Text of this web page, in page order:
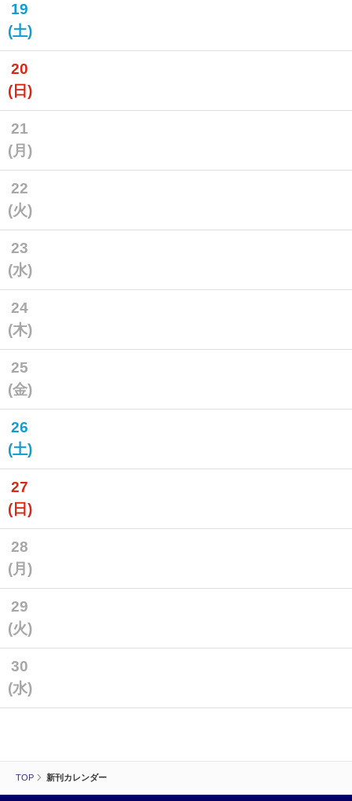
TOP 新刊カレンダー
19
(土)
20
(日)
21
(月)
22
(火)
23
(水)
24
(木)
25
(金)
26
(土)
27
(日)
28
(月)
29
(火)
30
(水)